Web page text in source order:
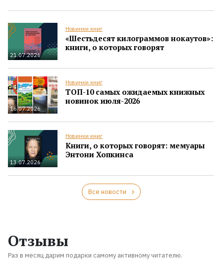
21.07.2026
Новинки книг
«Шестьдесят килограммов нокаутов»:
книги, о которых говорят
16.07.2026
Новинки книг
ТОП-10 самых ожидаемых книжных
новинок июля-2026
13.07.2026
Новинки книг
Книги, о которых говорят: мемуары
Энтони Хопкинса
Все новости
Отзывы
Раз в месяц дарим подарки самому активному читателю.